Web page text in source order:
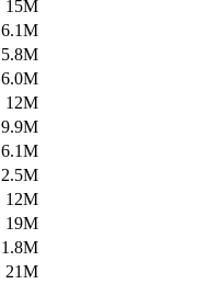
15M
6.1M
5.8M
6.0M
12M
9.9M
6.1M
2.5M
12M
19M
1.8M
21M